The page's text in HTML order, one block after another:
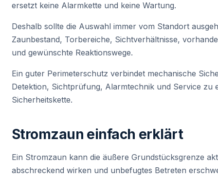
ersetzt keine Alarmkette und keine Wartung.
Deshalb sollte die Auswahl immer vom Standort
Zaunbestand, Torbereiche, Sichtverhältnisse,
und gewünschte Reaktionswege.
Ein guter Perimeterschutz verbindet mechanische
Detektion, Sichtprüfung, Alarmtechnik und Service zu
Sicherheitskette.
Stromzaun einfach erklärt
Ein Stromzaun kann die äußere Grundstücksgrenze
abschreckend wirken und unbefugtes Betreten